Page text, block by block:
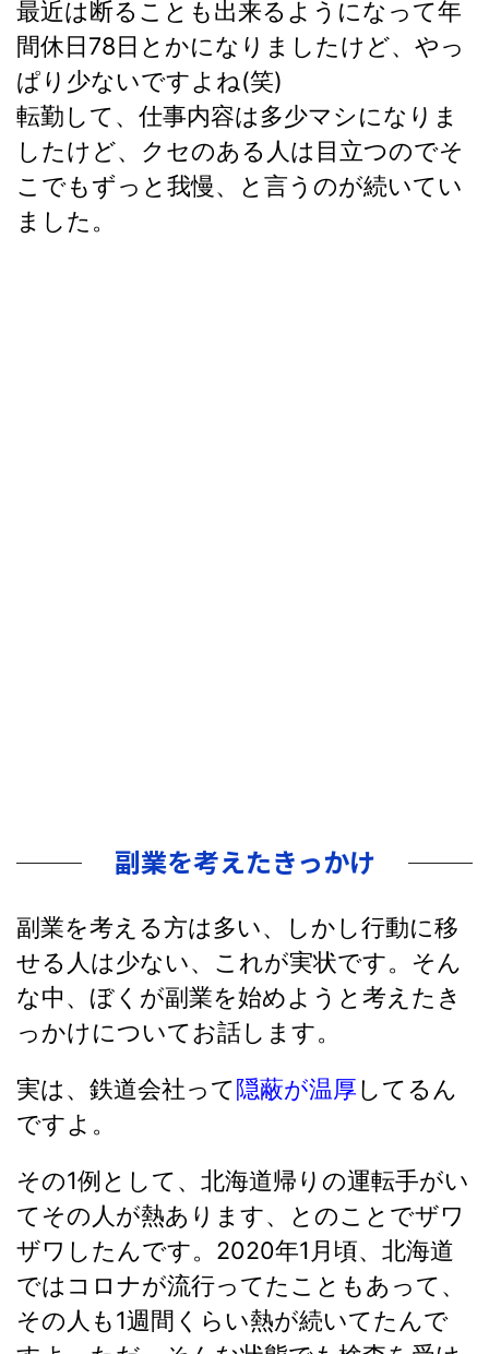
最近は断ることも出来るようになって年
間休日78日とかになりましたけど、やっ
ぱり少ないですよね(笑)
転勤して、仕事内容は多少マシになりま
したけど、クセのある人は目立つのでそ
こでもずっと我慢、と言うのが続いてい
ました。
副業を考えたきっかけ
副業を考える方は多い、しかし行動に移
せる人は少ない、これが実状です。そん
な中、ぼくが副業を始めようと考えたき
っかけについてお話します。
実は、鉄道会社って隠蔽が温厚してるん
ですよ。
その1例として、北海道帰りの運転手がい
てその人が熱あります、とのことでザワ
ザワしたんです。2020年1月頃、北海道
ではコロナが流行ってたこともあって、
その人も1週間くらい熱が続いてたんで